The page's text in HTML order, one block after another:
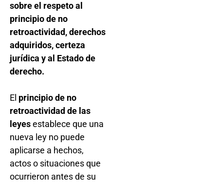
sobre el respeto al
principio de no
retroactividad, derechos
adquiridos, certeza
jurídica y al Estado de
derecho.
El principio de no
retroactividad de las
leyesestablece que una
nueva ley no puede
aplicarse a hechos,
actos o situaciones que
ocurrieron antes de su